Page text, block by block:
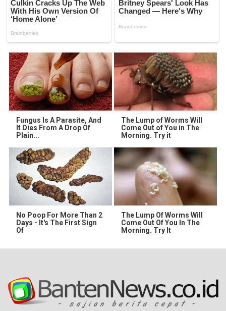
Fungus Is A Parasite, And
It Dies From A Drop Of
Plain...
The Lump of Worms Will
Come Out of You in The
Morning. Try it
No Poop For More Than 2
Days - It's The First Sign
Of
The Lump Of Worms Will
Come Out Of You In The
Morning. Try It